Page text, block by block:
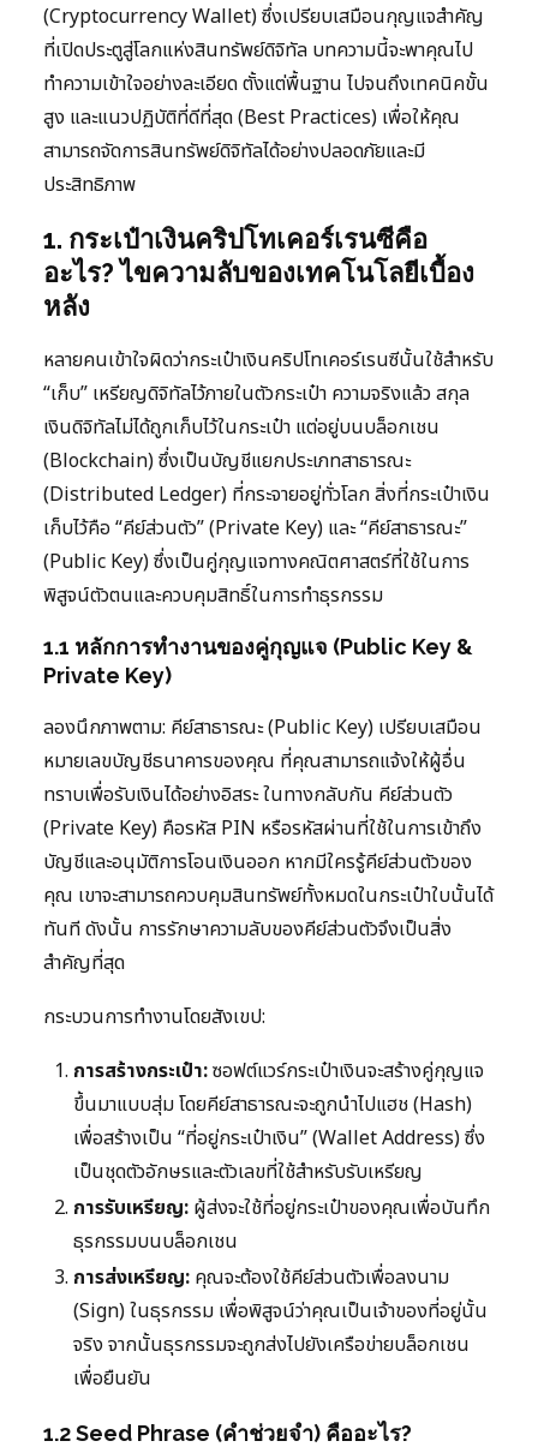
(Cryptocurrency Wallet) ซึ่งเปรียบเสมือนกุญแจสำคัญ
ที่เปิดประตูสู่โลกแห่งสินทรัพย์ดิจิทัล บทความนี้จะพาคุณไป
ทำความเข้าใจอย่างละเอียด ตั้งแต่พื้นฐาน ไปจนถึงเทคนิคขั้น
สูง และแนวปฏิบัติที่ดีที่สุด (Best Practices) เพื่อให้คุณ
สามารถจัดการสินทรัพย์ดิจิทัลได้อย่างปลอดภัยและมี
ประสิทธิภาพ
1. กระเป๋าเงินคริปโทเคอร์เรนซีคือ
อะไร? ไขความลับของเทคโนโลยีเบื้อง
หลัง
หลายคนเข้าใจผิดว่ากระเป๋าเงินคริปโทเคอร์เรนซีนั้นใช้สำหรับ
“เก็บ” เหรียญดิจิทัลไว้ภายในตัวกระเป๋า ความจริงแล้ว สกุล
เงินดิจิทัลไม่ได้ถูกเก็บไว้ในกระเป๋า แต่อยู่บนบล็อกเชน
(Blockchain) ซึ่งเป็นบัญชีแยกประเภทสาธารณะ
(Distributed Ledger) ที่กระจายอยู่ทั่วโลก สิ่งที่กระเป๋าเงิน
เก็บไว้คือ “คีย์ส่วนตัว” (Private Key) และ “คีย์สาธารณะ”
(Public Key) ซึ่งเป็นคู่กุญแจทางคณิตศาสตร์ที่ใช้ในการ
พิสูจน์ตัวตนและควบคุมสิทธิ์ในการทำธุรกรรม
1.1 หลักการทำงานของคู่กุญแจ (Public Key &
Private Key)
ลองนึกภาพตาม: คีย์สาธารณะ (Public Key) เปรียบเสมือน
หมายเลขบัญชีธนาคารของคุณ ที่คุณสามารถแจ้งให้ผู้อื่น
ทราบเพื่อรับเงินได้อย่างอิสระ ในทางกลับกัน คีย์ส่วนตัว
(Private Key) คือรหัส PIN หรือรหัสผ่านที่ใช้ในการเข้าถึง
บัญชีและอนุมัติการโอนเงินออก หากมีใครรู้คีย์ส่วนตัวของ
คุณ เขาจะสามารถควบคุมสินทรัพย์ทั้งหมดในกระเป๋าใบนั้นได้
ทันที ดังนั้น การรักษาความลับของคีย์ส่วนตัวจึงเป็นสิ่ง
สำคัญที่สุด
กระบวนการทำงานโดยสังเขป:
การสร้างกระเป๋า:ซอฟต์แวร์กระเป๋าเงินจะสร้างคู่กุญแจ
ขึ้นมาแบบสุ่ม โดยคีย์สาธารณะจะถูกนำไปแฮช (Hash)
เพื่อสร้างเป็น “ที่อยู่กระเป๋าเงิน” (Wallet Address) ซึ่ง
เป็นชุดตัวอักษรและตัวเลขที่ใช้สำหรับรับเหรียญ
การรับเหรียญ: ผู้ส่งจะใช้ที่อยู่กระเป๋าของคุณเพื่อบันทึก
ธุรกรรมบนบล็อกเชน
การส่งเหรียญ: คุณจะต้องใช้คีย์ส่วนตัวเพื่อลงนาม
(Sign) ในธุรกรรม เพื่อพิสูจน์ว่าคุณเป็นเจ้าของที่อยู่นั้น
จริง จากนั้นธุรกรรมจะถูกส่งไปยังเครือข่ายบล็อกเชน
เพื่อยืนยัน
1.2 Seed Phrase (คำช่วยจำ) คืออะไร?